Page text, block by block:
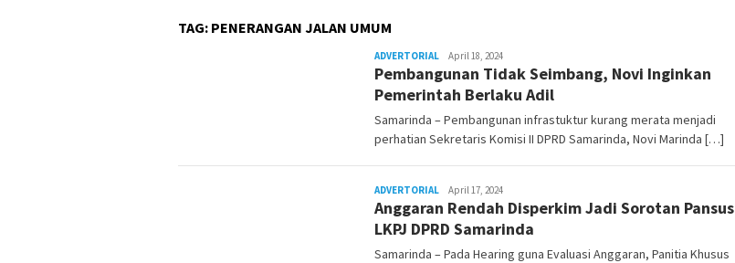
TAG: PENERANGAN JALAN UMUM
ADVERTORIAL Admin
Pesut
April 18, 2024
Pembangunan Tidak Seimbang, Novi Inginkan
Pemerintah Berlaku Adil
Samarinda – Pembangunan infrastuktur kurang merata menjadi
perhatian Sekretaris Komisi II DPRD Samarinda, Novi Marinda […]
ADVERTORIAL Admin
Pesut
April 17, 2024
Anggaran Rendah Disperkim Jadi Sorotan Pansus
LKPJ DPRD Samarinda
Samarinda – Pada Hearing guna Evaluasi Anggaran, Panitia Khusus